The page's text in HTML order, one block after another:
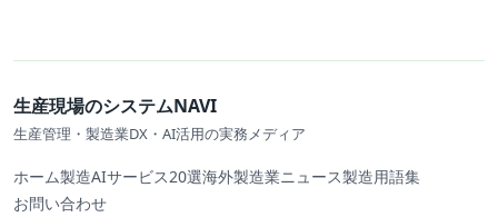
生産現場のシステムNAVI
生産管理・製造業DX・AI活用の実務メディア
ホーム製造AIサービス20選海外製造業ニュース製造用語集
お問い合わせ